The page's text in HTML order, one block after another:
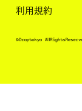
利用規約